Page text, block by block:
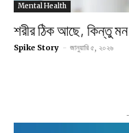
Mental Health
শরীর ঠিক আছে, কিন্তু
Spike Story - জানুয়ারি ৫, ২০২৬